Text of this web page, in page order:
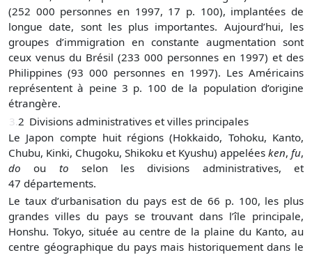
(252 000 personnes en 1997, 17 p. 100), implantées de
longue date, sont les plus importantes. Aujourd’hui, les
groupes d’immigration en constante augmentation sont
ceux venus du Brésil (233 000 personnes en 1997) et des
Philippines (93 000 personnes en 1997). Les Américains
représentent à peine 3 p. 100 de la population d’origine
étrangère.
3.2 Divisions administratives et villes principales
Le Japon compte huit régions (Hokkaido, Tohoku, Kanto,
Chubu, Kinki, Chugoku, Shikoku et Kyushu) appelées ken, fu,
do ou to selon les divisions administratives, et
47 départements.
Le taux d’urbanisation du pays est de 66 p. 100, les plus
grandes villes du pays se trouvant dans l’île principale,
Honshu. Tokyo, située au centre de la plaine du Kanto, au
centre géographique du pays mais historiquement dans le